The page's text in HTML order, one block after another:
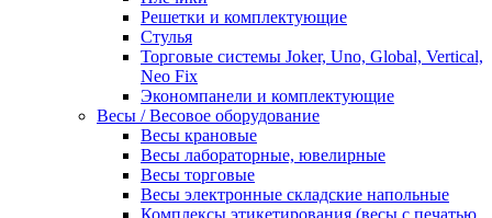
Решетки и комплектующие
Стулья
Торговые системы Joker, Uno, Global, Vertical,
Neo Fix
Экономпанели и комплектующие
Весы / Весовое оборудование
Весы крановые
Весы лабораторные, ювелирные
Весы торговые
Весы электронные складские напольные
Комплексы этикетирования (весы с печатью